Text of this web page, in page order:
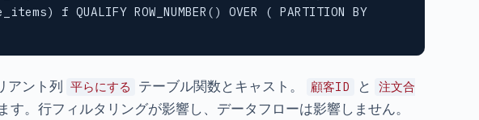
f QUALIFY ROW_NUMBER() OVER ( PARTITION BY
アント列 平らにする テーブル関数とキャスト。 顧客ID と
注文合
す。行フィルタリングが影響し、データフローは影響しません。